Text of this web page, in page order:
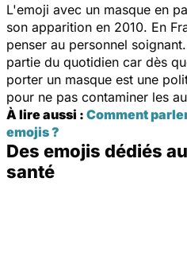
L'emoji avec un masque en
son apparition en 2010. En
penser au personnel
partie du quotidien car dès
porter un masque est une
pour ne pas contaminer les
À lire aussi : Comment
emojis ?
Des emojis dédiés
santé